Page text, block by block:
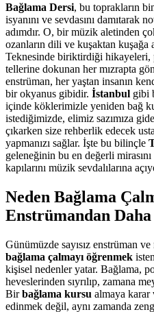
Bağlama Dersi, bu toprakların
isyanını ve sevdasını damıtarak
adımdır. O, bir müzik aletinden
ozanların dili ve kuşaktan kuşağa
Teknesinde biriktirdiği hikayeleri,
tellerine dokunan her mızrapta
enstrüman, her yaştan insanın
bir okyanus gibidir. İstanbul gibi
içinde köklerimizle yeniden bağ
istediğimizde, elimiz sazımıza
çıkarken size rehberlik edecek
yapmanızı sağlar. İşte bu bilinçle
geleneğinin bu en değerli mirasını
kapılarını müzik sevdalılarına
Neden Bağlama
Enstrümandan Daha
Günümüzde sayısız enstrüman
bağlama çalmayı öğrenmek
kişisel nedenler yatar. Bağlama,
heveslerinden sıyrılıp, zamana
Birbağlama kursu almaya karar
edinmek değil, aynı zamanda